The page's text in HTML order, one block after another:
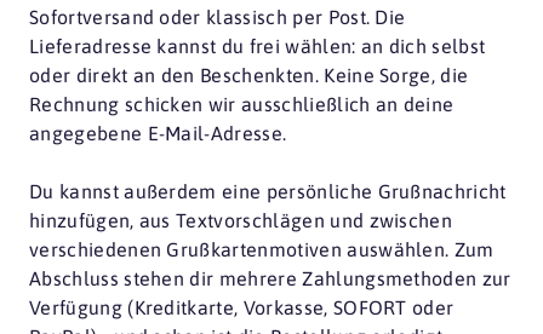
Sofortversand oder klassisch per Post. Die
Lieferadresse kannst du frei wählen: an dich selbst
oder direkt an den Beschenkten. Keine Sorge, die
Rechnung schicken wir ausschließlich an deine
angegebene E-Mail-Adresse.
Du kannst außerdem eine persönliche Grußnachricht
hinzufügen, aus Textvorschlägen und zwischen
verschiedenen Grußkartenmotiven auswählen. Zum
Abschluss stehen dir mehrere Zahlungsmethoden zur
Verfügung (Kreditkarte, Vorkasse, SOFORT oder